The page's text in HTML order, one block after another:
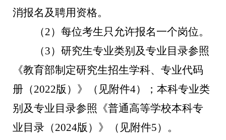
消报名及聘用资格。
（2）每位考生只允许报名一个岗位。
（3）研究生专业类别及专业目录参照
《教育部制定研究生招生学科、专业代码
册（2022版）》（见附件4）；本科专业类
别及专业目录参照《普通高等学校本科专
业目录（2024版）》（见附件5）。